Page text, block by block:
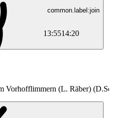
13:5514:20
common.label:join
Vorhofflimmern (L. Räber)